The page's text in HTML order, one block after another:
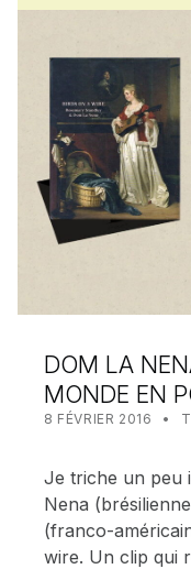
DOM LA
MONDE EN
POSTED ON:
8 FÉVRIER 2016
Je triche un peu
Nena
(franco-
wire. Un clip qui